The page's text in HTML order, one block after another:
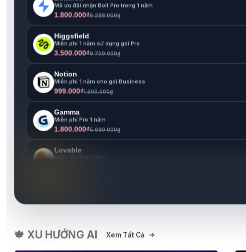
Miễn phí 1 năm sử dụng gói Pro
3.500.000₫
Miễn phí 1 năm cho gói Business
999.000₫
Miễn phí Pro 1 năm
1.800.000₫
Miễn phí Pro 1 năm
1.800.000₫
🍁 XU HƯỚNG AI Xem Tất Cả